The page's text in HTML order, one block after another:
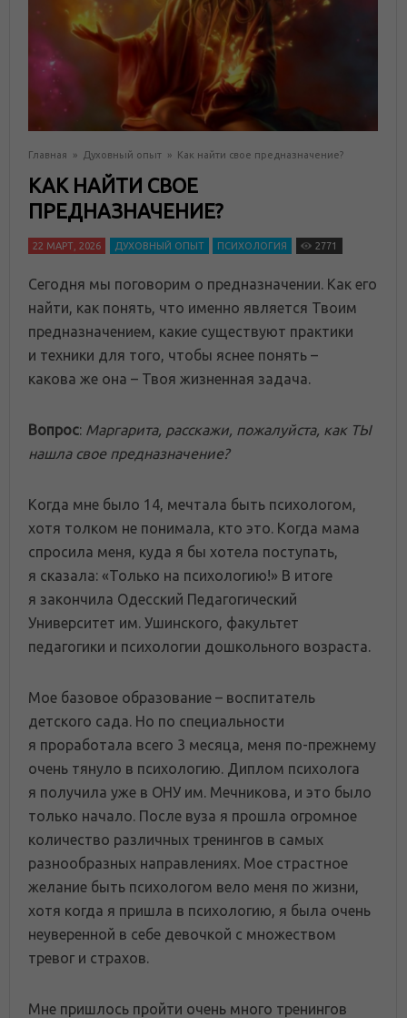
Главная » Духовный опыт » Как найти свое предназначение?
КАК НАЙТИ СВОЕ
ПРЕДНАЗНАЧЕНИЕ?
22 МАРТ, 2026 ДУХОВНЫЙ ОПЫТ ПСИХОЛОГИЯ 2771
Сегодня мы поговорим о предназначении. Как его
найти, как понять, что именно является Твоим
предназначением, какие существуют практики
и техники для того, чтобы яснее понять –
какова же она – Твоя жизненная задача.
Вопрос: Маргарита, расскажи, пожалуйста, как ТЫ
нашла свое предназначение?
Когда мне было 14, мечтала быть психологом,
хотя толком не понимала, кто это. Когда мама
спросила меня, куда я бы хотела поступать,
я сказала: «Только на психологию!» В итоге
я закончила Одесский Педагогический
Университет им. Ушинского, факультет
педагогики и психологии дошкольного возраста.
Мое базовое образование – воспитатель
детского сада. Но по специальности
я проработала всего 3 месяца, меня по-прежнему
очень тянуло в психологию. Диплом психолога
я получила уже в ОНУ им. Мечникова, и это было
только начало. После вуза я прошла огромное
количество различных тренингов в самых
разнообразных направлениях. Мое страстное
желание быть психологом вело меня по жизни,
хотя когда я пришла в психологию, я была очень
неуверенной в себе девочкой с множеством
тревог и страхов.
Мне пришлось пройти очень много тренингов